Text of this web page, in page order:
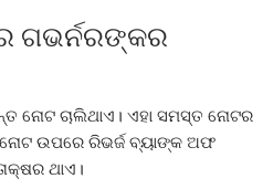
ଗଭର୍ନରଙ୍କର
ନୋଟ ଚାଲିଥାଏ। ଏହା ସମସ୍ତ ନୋଟର
ଉପରେ ରିଭର୍ଜ ବ୍ୟାଙ୍କ ଅଫ
ଥାଏ।